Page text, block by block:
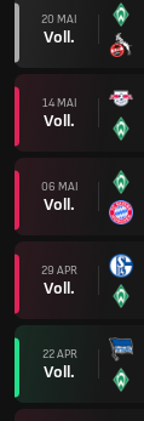
20 MAI
Voll.
14 MAI
Voll.
06 MAI
Voll.
29 APR
Voll.
22 APR
Voll.